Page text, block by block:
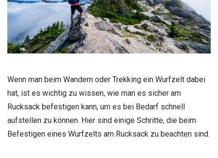
Wenn man beim Wandern oder Trekking ein Wurfzelt dabei
hat, ist es wichtig zu wissen, wie man es sicher am
Rucksack befestigen kann, um es bei Bedarf schnell
aufstellen zu können. Hier sind einige Schritte, die beim
Befestigen eines Wurfzelts am Rucksack zu beachten sind.